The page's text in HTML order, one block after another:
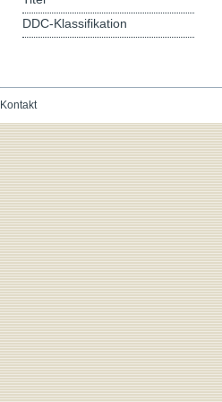
DDC-Klassifikation
Kontakt